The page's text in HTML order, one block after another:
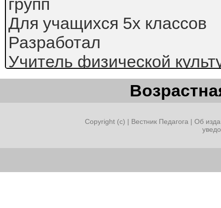
групп
Для учащихся 5х классов
Разработал
Учитель физической
ГБОУ школа№197
Ефименко Татьяна
Тема: Волейбол. Верхняя
Время проведения: 14:30
Copyright (c) | Вестник Педагога | Об